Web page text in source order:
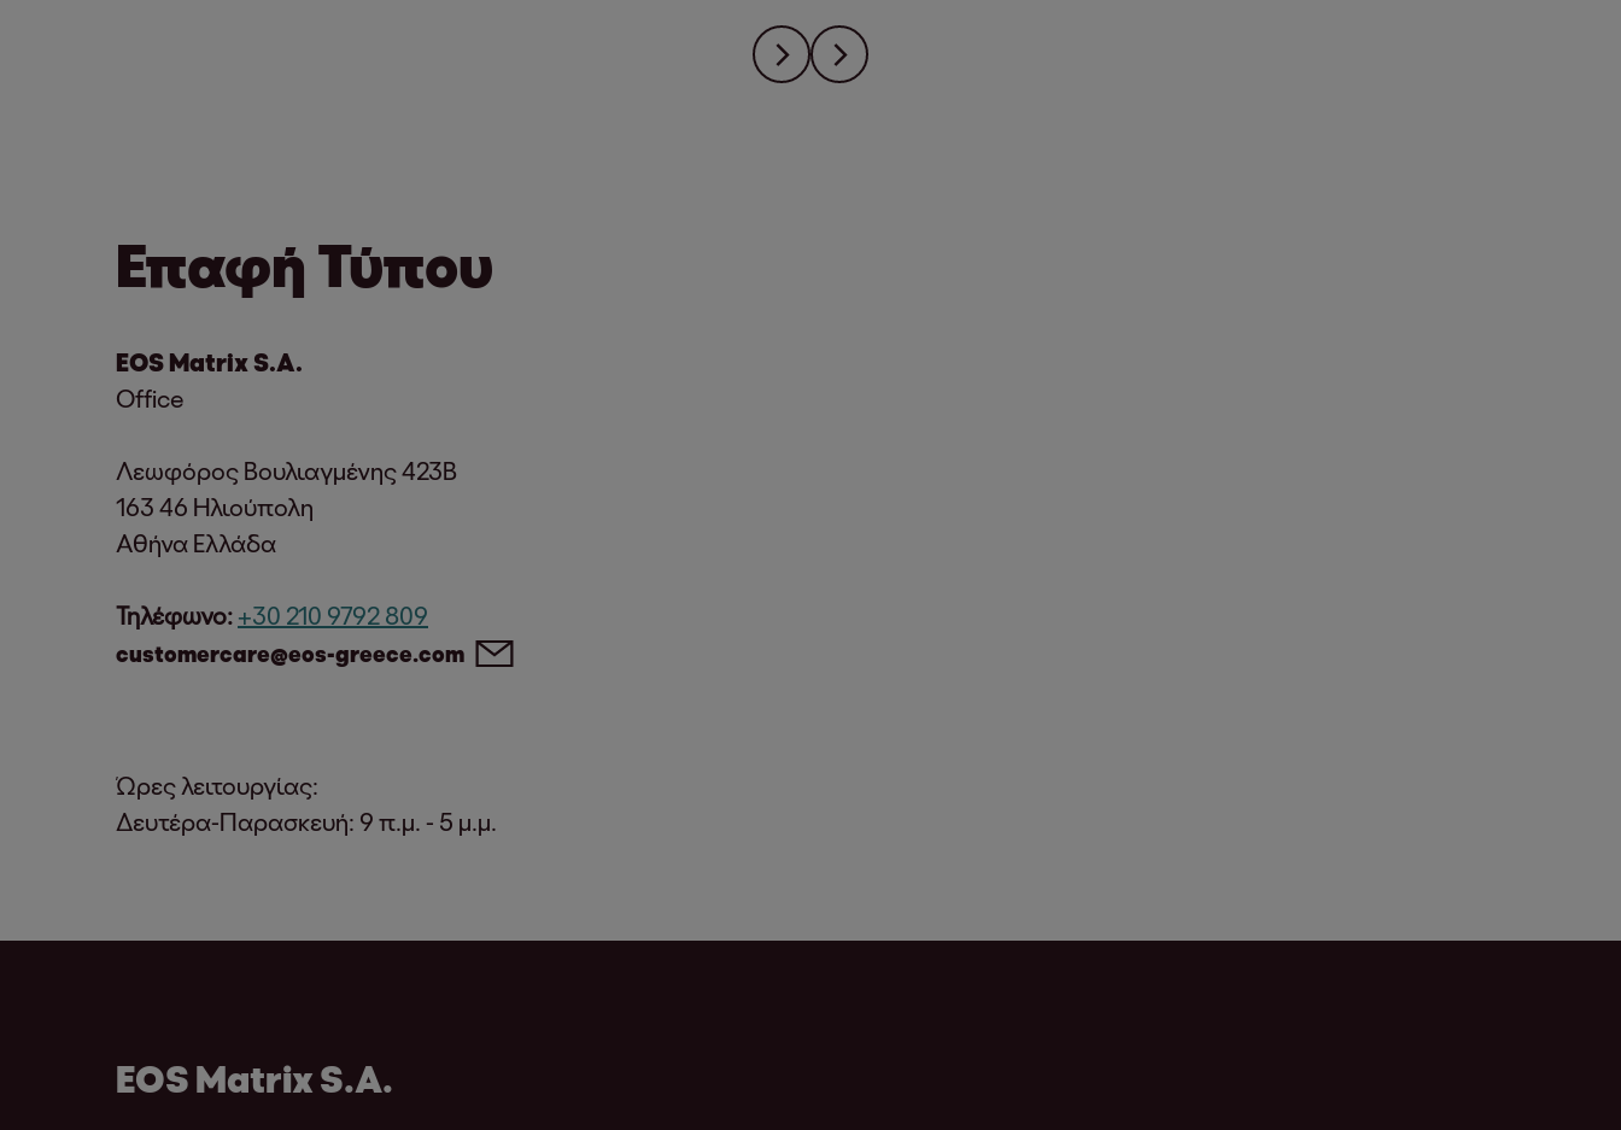
Επαφή Τύπου
EOS Matrix S.A.
Office
Λεωφόρος Βουλιαγμένης 423Β
163 46 Ηλιούπολη
Αθήνα Ελλάδα
Τηλέφωνο: +30 210 9792 809
customercare@eos-greece.com
Ώρες λειτουργίας:
Δευτέρα-Παρασκευή: 9 π.μ. - 5 μ.μ.
EOS Matrix S.A.